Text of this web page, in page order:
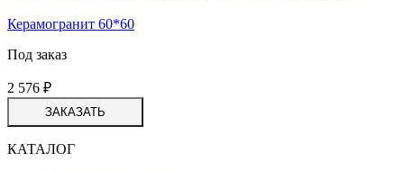
Керамогранит 60*60
Под заказ
2 576 ₽
ЗАКАЗАТЬ
КАТАЛОГ